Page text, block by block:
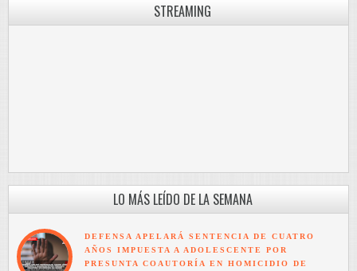
STREAMING
LO MÁS LEÍDO DE LA SEMANA
DEFENSA APELARÁ SENTENCIA DE CUATRO
AÑOS IMPUESTA A ADOLESCENTE POR
PRESUNTA COAUTORÍA EN HOMICIDIO DE